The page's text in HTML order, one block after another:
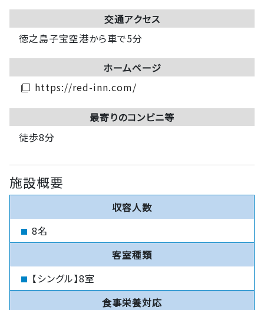
交通アクセス
徳之島子宝空港から車で5分
ホームページ
filter_none https://red-inn.com/
最寄りのコンビニ等
徒歩8分
施設概要
収容人数
8名
客室種類
【シングル】8室
食事栄養対応